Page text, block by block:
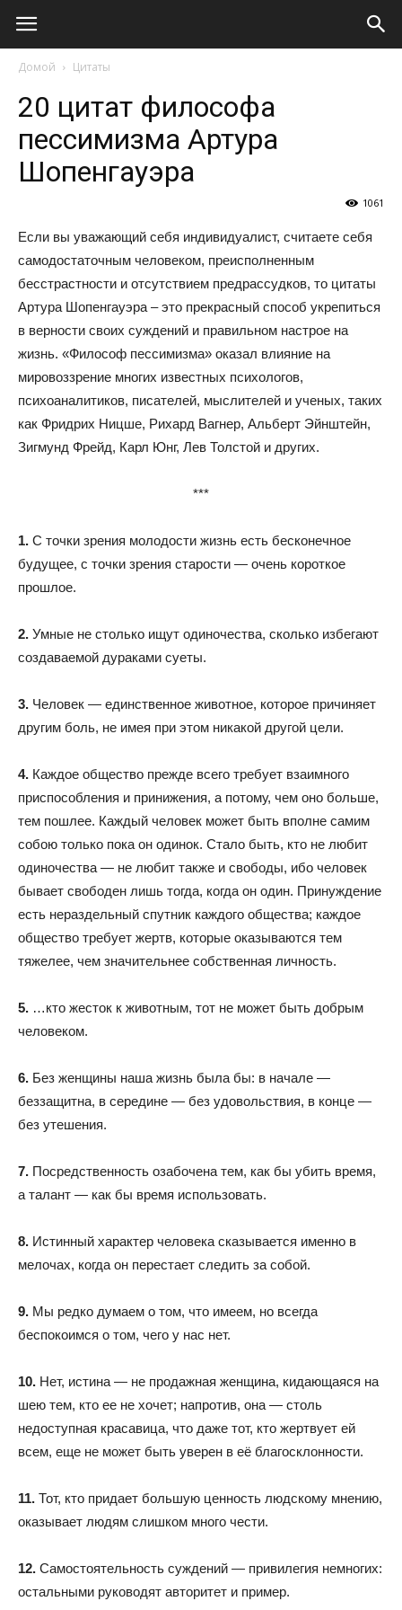
Виолайф
Домой Цитаты
20 цитат философа
пессимизма Артура
Шопенгауэра
1061
Если вы уважающий себя индивидуалист, считаете себя
самодостаточным человеком, преисполненным
бесстрастности и отсутствием предрассудков, то цитаты
Артура Шопенгауэра – это прекрасный способ укрепиться
в верности своих суждений и правильном настрое на
жизнь. «Философ пессимизма» оказал влияние на
мировоззрение многих известных психологов,
психоаналитиков, писателей, мыслителей и ученых, таких
как Фридрих Ницше, Рихард Вагнер, Альберт Эйнштейн,
Зигмунд Фрейд, Карл Юнг, Лев Толстой и других.
***
1. С точки зрения молодости жизнь есть бесконечное
будущее, с точки зрения старости — очень короткое
прошлое.
2. Умные не столько ищут одиночества, сколько избегают
создаваемой дураками суеты.
3. Человек — единственное животное, которое причиняет
другим боль, не имея при этом никакой другой цели.
4. Каждое общество прежде всего требует взаимного
приспособления и принижения, а потому, чем оно больше,
тем пошлее. Каждый человек может быть вполне самим
собою только пока он одинок. Стало быть, кто не любит
одиночества — не любит также и свободы, ибо человек
бывает свободен лишь тогда, когда он один. Принуждение
есть нераздельный спутник каждого общества; каждое
общество требует жертв, которые оказываются тем
тяжелее, чем значительнее собственная личность.
5. …кто жесток к животным, тот не может быть добрым
человеком.
6. Без женщины наша жизнь была бы: в начале —
беззащитна, в середине — без удовольствия, в конце —
без утешения.
7. Посредственность озабочена тем, как бы убить время,
а талант — как бы время использовать.
8. Истинный характер человека сказывается именно в
мелочах, когда он перестает следить за собой.
9. Мы редко думаем о том, что имеем, но всегда
беспокоимся о том, чего у нас нет.
10. Нет, истина — не продажная женщина, кидающаяся на
шею тем, кто ее не хочет; напротив, она — столь
недоступная красавица, что даже тот, кто жертвует ей
всем, еще не может быть уверен в её благосклонности.
11. Тот, кто придает большую ценность людскому мнению,
оказывает людям слишком много чести.
12. Самостоятельность суждений — привилегия немногих:
остальными руководят авторитет и пример.